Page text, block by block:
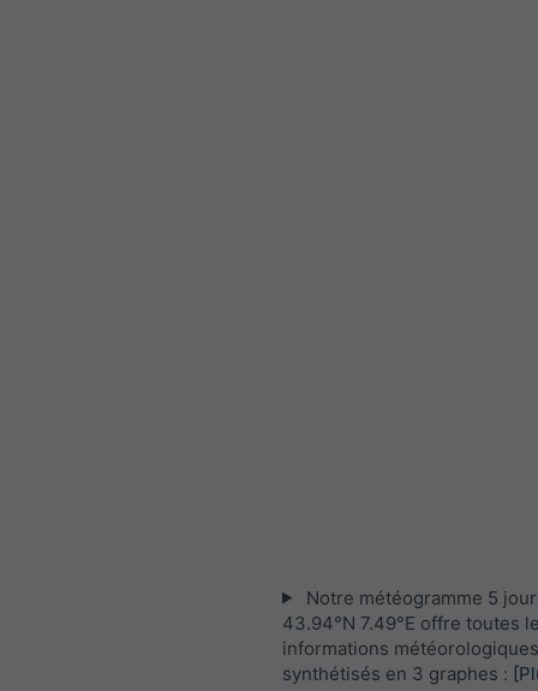
Notre météogramme 5
43.94°N 7.49°E offre toutes
informations météorologiques
synthétisés en 3 graphes :